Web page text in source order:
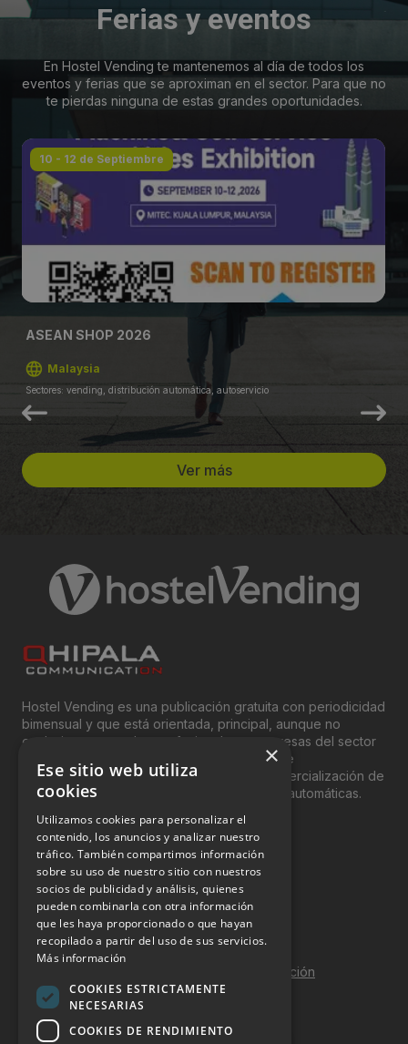
Ferias y eventos
En Hostel Vending te mantenemos al día de todos los
eventos y ferias que se aproximan en el sector. Para que no
te pierdas ninguna de estas grandes oportunidades.
10 - 12 de Septiembre
ASEAN SHOP 2026
Malaysia
Sectores: vending, distribución automática, autoservicio
Ver más
Hostel Vending es una publicación gratuita con periodicidad
bimensual y que está orientada, principal, aunque no
exclusivamente, a los profesionales y empresas del sector
del “Vending”; nombre con el que se conoce
genéricamente entre profesionales a la comercialización de
productos y servicios a través de máquinas automáticas.
INFORMACIÓN LEGAL
Aviso Legal
Política de Privacidad
Política de Cookies
Política de calidad y seguridad de la información
Contacto
×
Ese sitio web utiliza
cookies
Utilizamos cookies para personalizar el
contenido, los anuncios y analizar nuestro
tráfico. También compartimos información
sobre su uso de nuestro sitio con nuestros
socios de publicidad y análisis, quienes
pueden combinarla con otra información
que les haya proporcionado o que hayan
recopilado a partir del uso de sus servicios.
Más información
COOKIES ESTRICTAMENTE
NECESARIAS
COOKIES DE RENDIMIENTO